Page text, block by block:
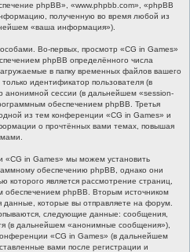
phpBB», «www.phpbb.com», «phpBB
полученную во время любой из
«ваша информация»).
Во-первых, просмотр «CG in Games»
phpBB определённого числа
в папку временных файлов вашего
идентификатор пользователя (в
анонимной сессии (в дальнейшем «session-
обеспечением phpBB. Третья
из тем конференции «CG in Games» и
о прочтённых вами темах, повышая
«CG in Games» мы можем установить
обеспечению phpBB, однако они
которого является рассмотрение страниц,
обеспечением phpBB. Вторым источником
которые вы отправляете на форум.
следующие данные: сообщения,
(в дальнейшем «анонимные сообщения»),
«CG in Games» (в дальнейшем
вами после регистрации и